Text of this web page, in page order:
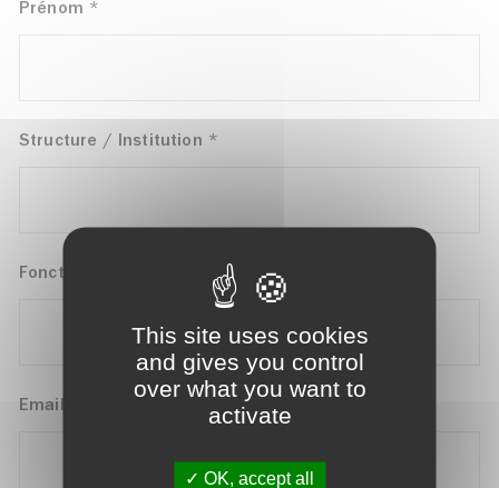
This site uses cookies
and gives you control
over what you want to
activate
OK, accept all
Prénom *
Structure / Institution *
Fonction
Email